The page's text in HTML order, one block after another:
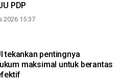
PDP
2026 15:37
tekankan pentingnya
maksimal untuk berantas